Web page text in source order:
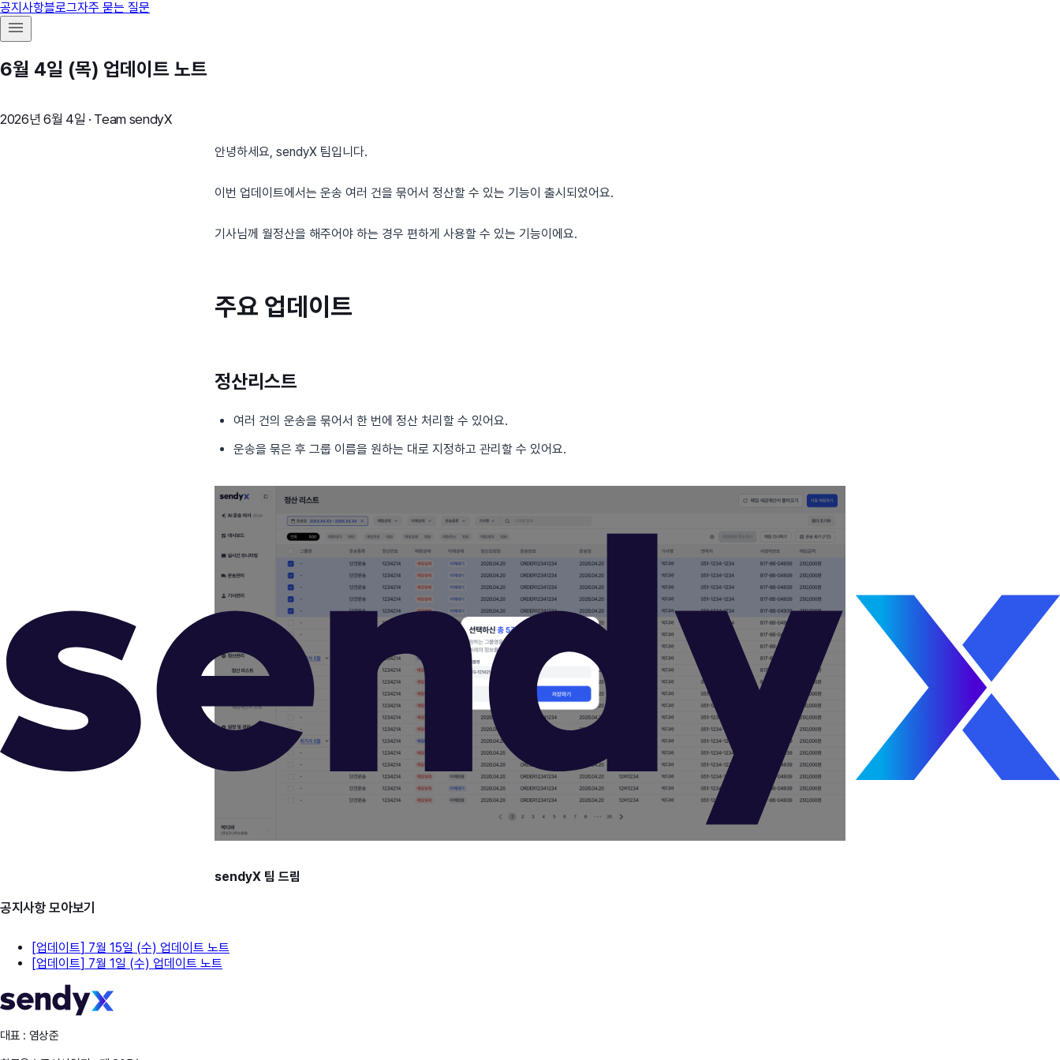
공지사항블로그자주 묻는 질문
6월 4일 (목) 업데이트 노트
2026년 6월 4일 · Team sendyX
안녕하세요, sendyX 팀입니다.
이번 업데이트에서는 운송 여러 건을 묶어서 정산할 수 있는 기능이 출시되었어요.
기사님께 월정산을 해주어야 하는 경우 편하게 사용할 수 있는 기능이에요.
주요 업데이트
정산리스트
여러 건의 운송을 묶어서 한 번에 정산 처리할 수 있어요.
운송을 묶은 후 그룹 이름을 원하는 대로 지정하고 관리할 수 있어요.
sendyX 팀 드림
공지사항 모아보기
[업데이트] 7월 15일 (수) 업데이트 노트
[업데이트] 7월 1일 (수) 업데이트 노트
대표 : 염상준